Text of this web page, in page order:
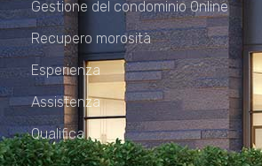
Gestione del condominio Online
Recupero morosità
Esperienza
Assistenza
Qualifica